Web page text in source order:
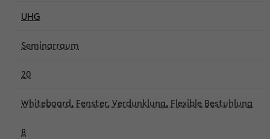
UHG
Seminarraum
20
Whiteboard, Fenster, Verdunklung, Flexible Bestuhlung
8